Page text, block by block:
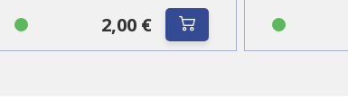
2,00 €